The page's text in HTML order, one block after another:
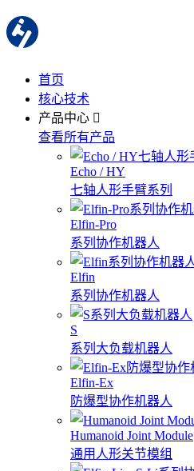
首页
核心技术
产品中心
查看所有产品
Echo / HY
七轴人形手臂系列
Elfin-Pro
系列协作机器人
Elfin
系列协作机器人
S
系列大负载机器人
Elfin-Ex
防爆型协作机器人
Humanoid Joint Module
通用人形关节模组